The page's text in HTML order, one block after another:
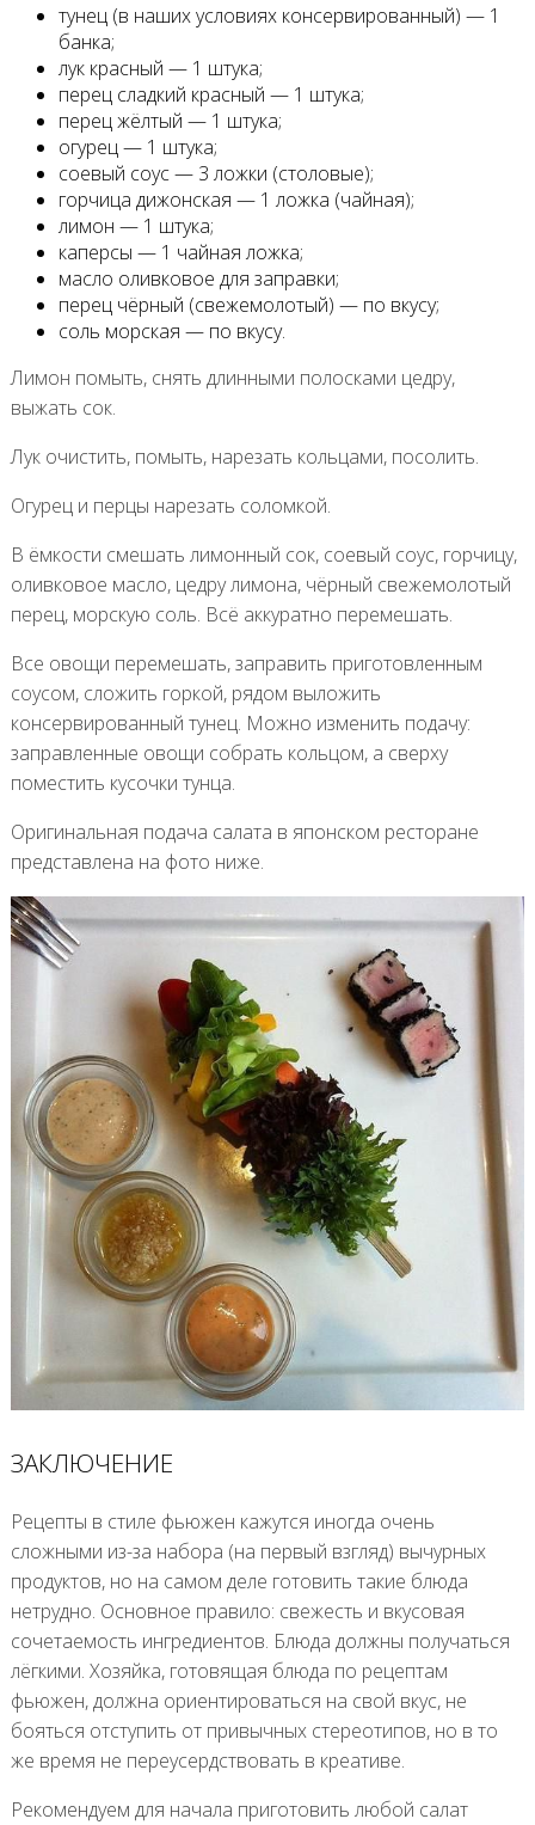
тунец (в наших условиях консервированный) — 1
банка;
лук красный — 1 штука;
перец сладкий красный — 1 штука;
перец жёлтый — 1 штука;
огурец — 1 штука;
соевый соус — 3 ложки (столовые);
горчица дижонская — 1 ложка (чайная);
лимон — 1 штука;
каперсы — 1 чайная ложка;
масло оливковое для заправки;
перец чёрный (свежемолотый) — по вкусу;
соль морская — по вкусу.
Лимон помыть, снять длинными полосками цедру,
выжать сок.
Лук очистить, помыть, нарезать кольцами, посолить.
Огурец и перцы нарезать соломкой.
В ёмкости смешать лимонный сок, соевый соус, горчицу,
оливковое масло, цедру лимона, чёрный свежемолотый
перец, морскую соль. Всё аккуратно перемешать.
Все овощи перемешать, заправить приготовленным
соусом, сложить горкой, рядом выложить
консервированный тунец. Можно изменить подачу:
заправленные овощи собрать кольцом, а сверху
поместить кусочки тунца.
Оригинальная подача салата в японском ресторане
представлена на фото ниже.
ЗАКЛЮЧЕНИЕ
Рецепты в стиле фьюжен кажутся иногда очень
сложными из-за набора (на первый взгляд) вычурных
продуктов, но на самом деле готовить такие блюда
нетрудно. Основное правило: свежесть и вкусовая
сочетаемость ингредиентов. Блюда должны получаться
лёгкими. Хозяйка, готовящая блюда по рецептам
фьюжен, должна ориентироваться на свой вкус, не
бояться отступить от привычных стереотипов, но в то
же время не переусердствовать в креативе.
Рекомендуем для начала приготовить любой салат